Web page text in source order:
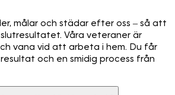
målar och städar efter oss – så att
Våra veteraner är
vana vid att arbeta i hem. Du får
och en smidig process från